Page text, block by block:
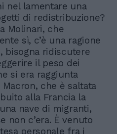
nel lamentare una
di redistribuzione?
Molinari, che
sì, c’è una ragione
bisogna ridiscutere
il peso dei
si era raggiunta
Macron, che è saltata
alla Francia la
nave di migranti,
non c’era. È venuto
personale fra i